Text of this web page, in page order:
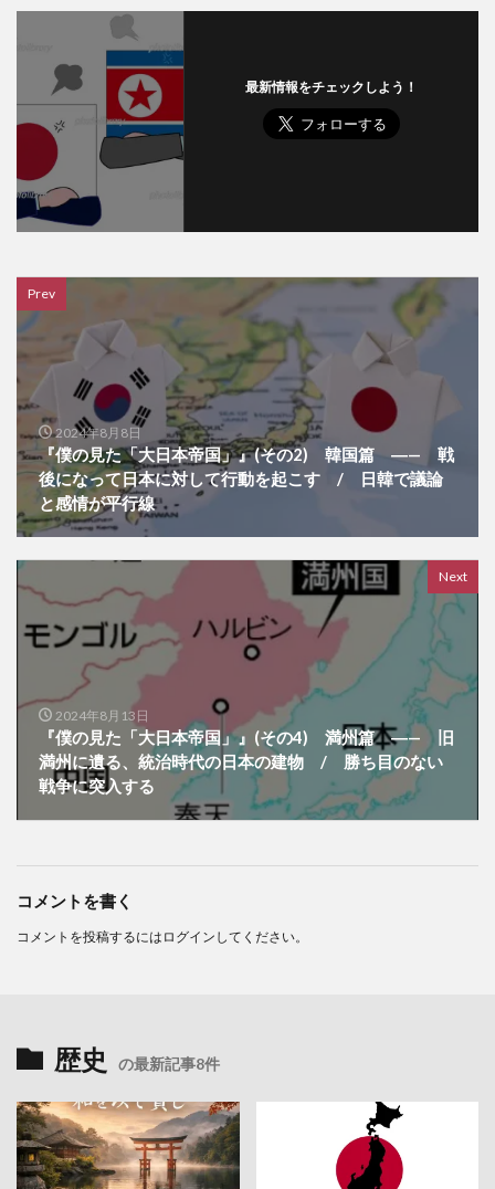
最新情報をチェックしよう！
Prev
2024年8月8日
『僕の見た「大日本帝国」』(その2) 韓国篇 ―— 戦
後になって日本に対して行動を起こす / 日韓で議論
と感情が平行線
Next
2024年8月13日
『僕の見た「大日本帝国」』(その4) 満州篇 ―— 旧
満州に遺る、統治時代の日本の建物 / 勝ち目のない
戦争に突入する
コメントを書く
コメントを投稿するには ログイン してください。
歴史 の最新記事8件